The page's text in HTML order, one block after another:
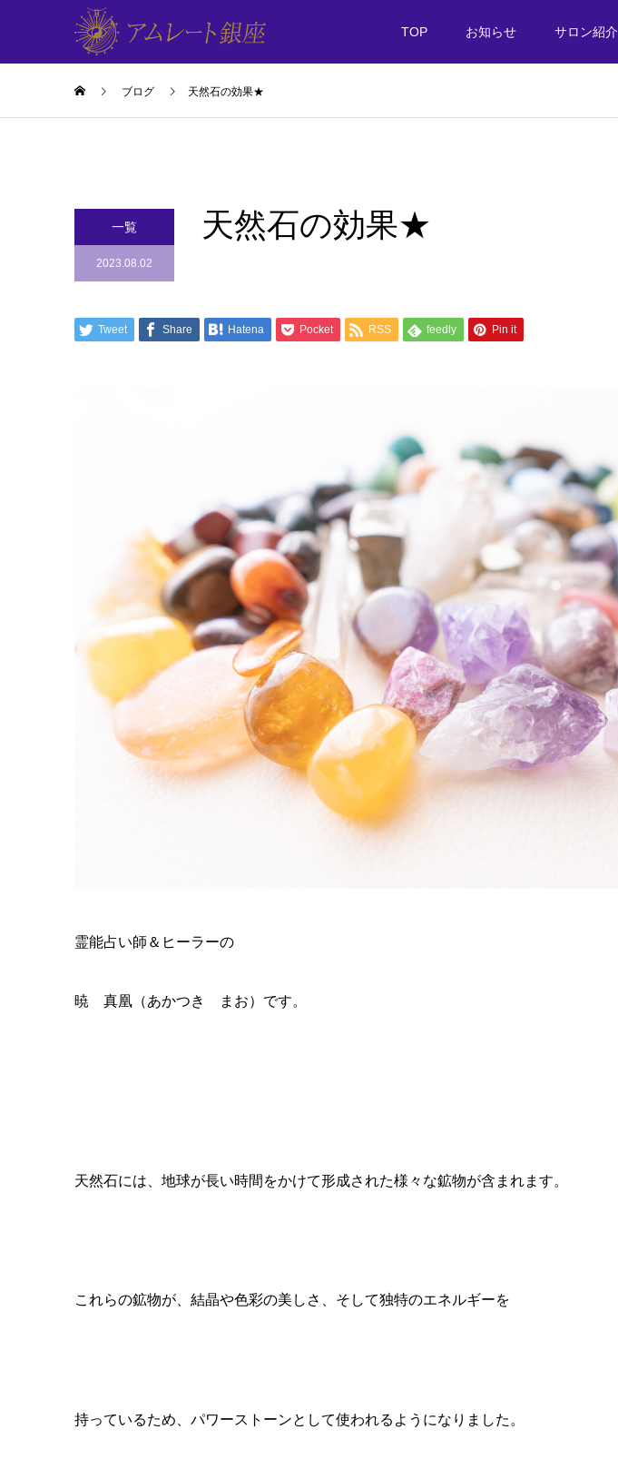
TOP お知らせ サロン紹介
ブログ 天然石の効果★
一覧
2023.08.02
天然石の効果★
Tweet Share Hatena Pocket RSS feedly Pin it
霊能占い師＆ヒーラーの
暁 真凰（あかつき まお）です。
天然石には、 地球が長い時間をかけて形成された様々な鉱物が含まれます。
これらの鉱物が、結晶や色彩の美しさ、 そして独特のエネルギーを
持っているため、 パワーストーンとして使われるようになりました。